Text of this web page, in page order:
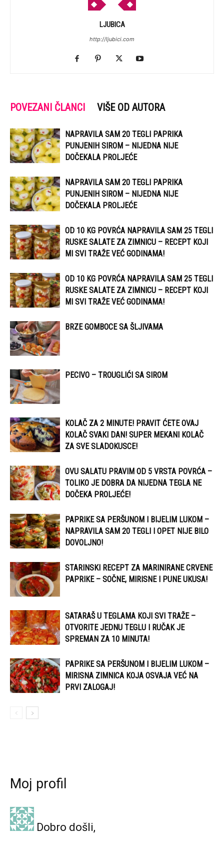
LJUBICA
http://ljubici.com
POVEZANI ČLANCI VIŠE OD AUTORA
NAPRAVILA SAM 20 TEGLI PAPRIKA
PUNJENIH SIROM – NIJEDNA NIJE
DOČEKALA PROLJEĆE
NAPRAVILA SAM 20 TEGLI PAPRIKA
PUNJENIH SIROM – NIJEDNA NIJE
DOČEKALA PROLJEĆE
OD 10 KG POVRĆA NAPRAVILA SAM 25 TEGLI
RUSKE SALATE ZA ZIMNICU – RECEPT KOJI
MI SVI TRAŽE VEĆ GODINAMA!
OD 10 KG POVRĆA NAPRAVILA SAM 25 TEGLI
RUSKE SALATE ZA ZIMNICU – RECEPT KOJI
MI SVI TRAŽE VEĆ GODINAMA!
BRZE GOMBOCE SA ŠLJIVAMA
PECIVO – TROUGLIĆI SA SIROM
KOLAČ ZA 2 MINUTE! PRAVIT ĆETE OVAJ
KOLAČ SVAKI DAN! SUPER MEKANI KOLAČ
ZA SVE SLADOKUSCE!
OVU SALATU PRAVIM OD 5 VRSTA POVRĆA –
TOLIKO JE DOBRA DA NIJEDNA TEGLA NE
DOČEKA PROLJEĆE!
PAPRIKE SA PERŠUNOM I BIJELIM LUKOM –
NAPRAVILA SAM 20 TEGLI I OPET NIJE BILO
DOVOLJNO!
STARINSKI RECEPT ZA MARINIRANE CRVENE
PAPRIKE – SOČNE, MIRISNE I PUNE UKUSA!
SATARAŠ U TEGLAMA KOJI SVI TRAŽE –
OTVORITE JEDNU TEGLU I RUČAK JE
SPREMAN ZA 10 MINUTA!
PAPRIKE SA PERŠUNOM I BIJELIM LUKOM –
MIRISNA ZIMNICA KOJA OSVAJA VEĆ NA
PRVI ZALOGAJ!
Moj profil
Dobro došli,